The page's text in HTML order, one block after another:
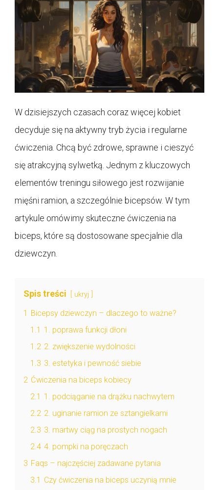
W dzisiejszych czasach coraz więcej kobiet
decyduje się na aktywny tryb życia i regularne
ćwiczenia. Chcą być zdrowe, sprawne i cieszyć
się atrakcyjną sylwetką. Jednym z kluczowych
elementów treningu siłowego jest rozwijanie
mięśni ramion, a szczególnie bicepsów. W tym
artykule omówimy skuteczne ćwiczenia na
biceps, które są dostosowane specjalnie dla
dziewczyn.
Spis treści ukryj
1 Bicepsy dziewczyn – dlaczego to ważne?
1.1 1. poprawa funkcji dłoni
1.2 2. zwiększenie wydolności
1.3 3. estetyka i pewność siebie
2 Ćwiczenia na biceps kobiecy
2.1 1. podciąganie na drążku nachwytem
2.2 2. uginanie ramion ze sztangielkami
2.3 3. martwy ciąg na prostych nogach
2.4 4. pompki na poręczach
3 Faqs – najczęściej zadawane pytania
3.1 Czy ćwiczenia na biceps uczynią mnie